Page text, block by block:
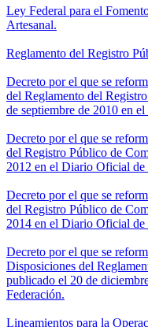
Ley Federal para el
Artesanal.
Reglamento del Registro
Decreto por el que se
del Reglamento del
de septiembre de 2010 en
Decreto por el que se
del Registro Público de
2012 en el Diario Oficial de
Decreto por el que se
del Registro Público de
2014 en el Diario Oficial de
Decreto por el que se
Disposiciones del
publicado el 20 de
Federación.
Lineamientos para la